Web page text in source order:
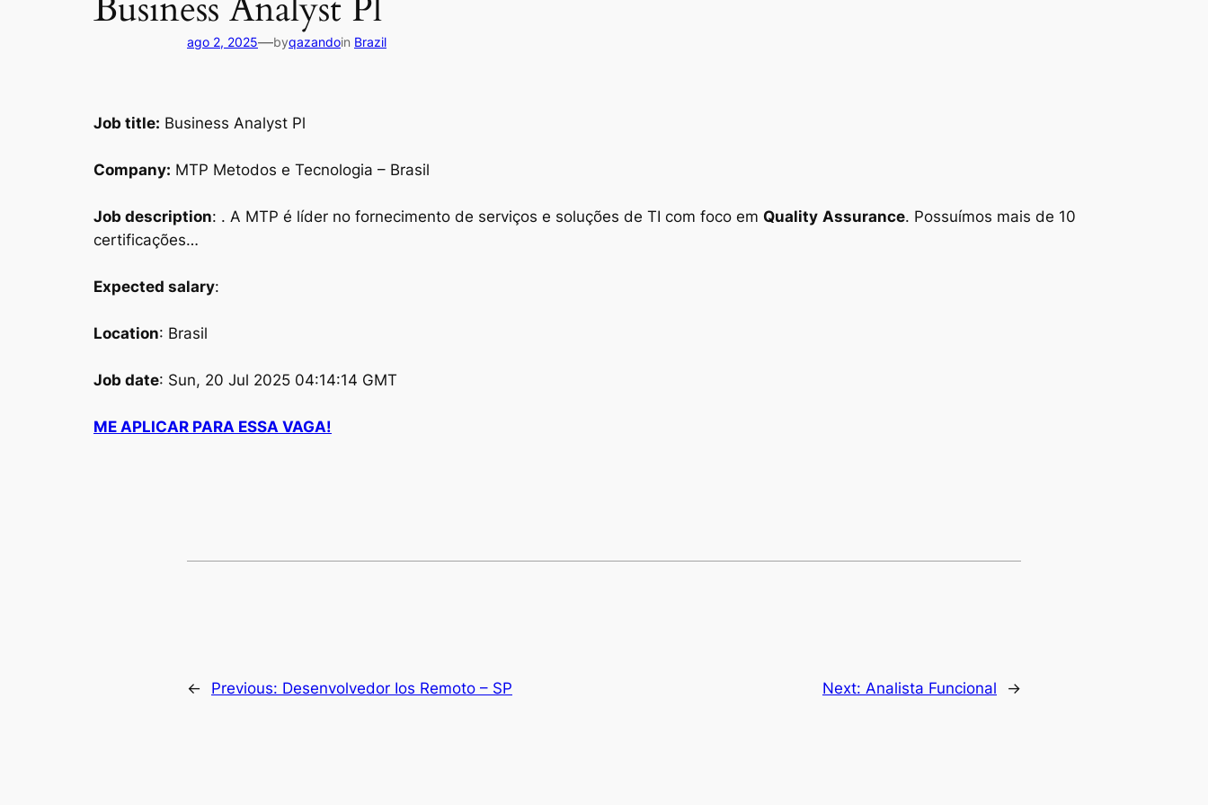
ago 2, 2025—byqazandoin Brazil
Job title: Business Analyst Pl
Company: MTP Metodos e Tecnologia – Brasil
Job description: . A MTP é líder no fornecimento de serviços e soluções de TI com foco em Quality Assurance. Possuímos mais de 10
certificações…
Expected salary:
Location: Brasil
Job date: Sun, 20 Jul 2025 04:14:14 GMT
ME APLICAR PARA ESSA VAGA!
← Previous: Desenvolvedor Ios Remoto – SP Next: Analista Funcional →